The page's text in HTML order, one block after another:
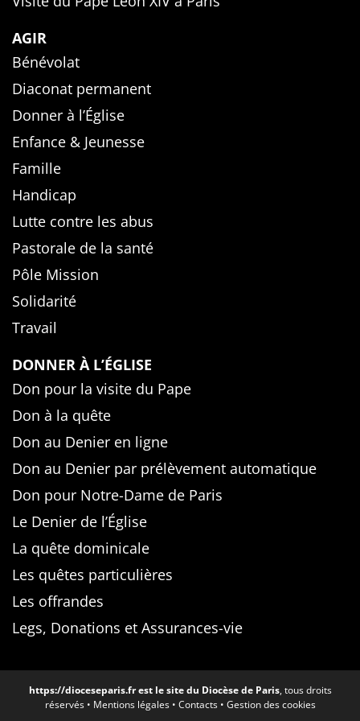
AGIR
Bénévolat
Diaconat permanent
Donner à l’Église
Enfance & Jeunesse
Famille
Handicap
Lutte contre les abus
Pastorale de la santé
Pôle Mission
Solidarité
Travail
DONNER À L’ÉGLISE
Don pour la visite du Pape
Don à la quête
Don au Denier en ligne
Don au Denier par prélèvement automatique
Don pour Notre-Dame de Paris
Le Denier de l’Église
La quête dominicale
Les quêtes particulières
Les offrandes
Legs, Donations et Assurances-vie
https://dioceseparis.frest le site du Diocèse de Paris, tous droits
réservés • Mentions légales• Contacts• Gestion des cookies